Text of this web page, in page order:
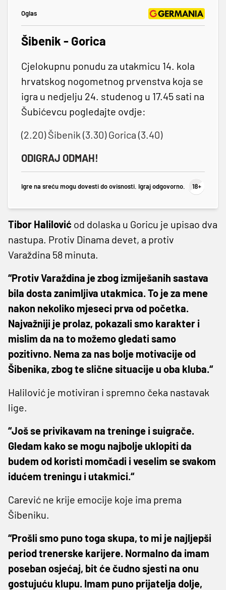
Oglas
Šibenik - Gorica
Cjelokupnu ponudu za utakmicu 14. kola
hrvatskog nogometnog prvenstva koja se
igra u nedjelju 24. studenog u 17.45 sati na
Šubićevcu pogledajte ovdje:
(2.20) Šibenik (3.30) Gorica (3.40)
ODIGRAJ ODMAH!
Igre na sreću mogu dovesti do ovisnosti. Igraj odgovorno.
Tibor Halilović od dolaska u Goricu je upisao dva
nastupa. Protiv Dinama devet, a protiv
Varaždina 58 minuta.
“Protiv Varaždina je zbog izmiješanih sastava
bila dosta zanimljiva utakmica. To je za mene
nakon nekoliko mjeseci prva od početka.
Najvažniji je prolaz, pokazali smo karakter i
mislim da na to možemo gledati samo
pozitivno. Nema za nas bolje motivacije od
Šibenika, zbog te slične situacije u oba kluba.“
Halilović je motiviran i spremno čeka nastavak
lige.
“Još se privikavam na treninge i suigrače.
Gledam kako se mogu najbolje uklopiti da
budem od koristi momčadi i veselim se svakom
idućem treningu i utakmici.“
Carević ne krije emocije koje ima prema
Šibeniku.
“Prošli smo puno toga skupa, to mi je najljepši
period trenerske karijere. Normalno da imam
poseban osjećaj, bit će čudno sjesti na onu
gostujuću klupu. Imam puno prijatelja dolje,